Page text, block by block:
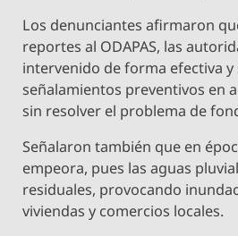
Los denunciantes afirmaron
reportes al ODAPAS, las
intervenido de forma efectiva
señalamientos preventivos en
sin resolver el problema de
Señalaron también que en
empeora, pues las aguas
residuales, provocando
viviendas y comercios locales.